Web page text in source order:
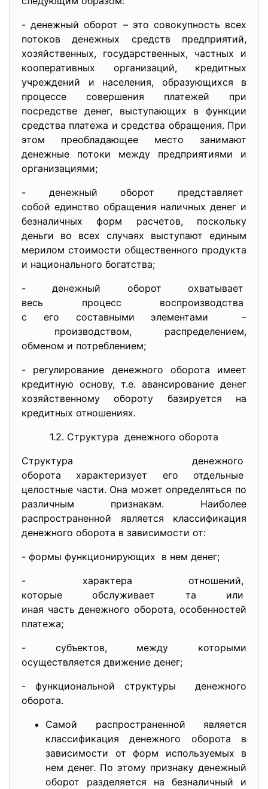
- денежный оборот – это совокупность всех
потоков денежных средств предприятий,
хозяйственных, государственных, частных и
кооперативных организаций, кредитных
учреждений и населения, образующихся в
процессе совершения платежей при
посредстве денег, выступающих в функции
средства платежа и средства обращения. При
этом преобладающее место занимают
денежные потоки между предприятиями и
организациями;
- денежный оборот представляет
собой единство обращения наличных денег и
безналичных форм расчетов, поскольку
деньги во всех случаях выступают единым
мерилом стоимости общественного продукта
и национального богатства;
- денежный оборот охватывает
весь процесс воспроизводства
с его составными элементами –
производством, распределением,
обменом и потреблением;
- регулирование денежного оборота имеет
кредитную основу, т.е. авансирование денег
хозяйственному обороту базируется на
кредитных отношениях.
1.2. Структура денежного оборота
Структура денежного
оборота характеризует его отдельные
целостные части. Она может определяться по
различным признакам. Наиболее
распространенной является классификация
денежного оборота в зависимости от:
- формы функционирующих в нем денег;
- характера отношений,
которые обслуживает та или
иная часть денежного оборота, особенностей
платежа;
- субъектов, между которыми
осуществляется движение денег;
- функциональной структуры денежного
оборота.
Самой распространенной является
классификация денежного оборота в
зависимости от форм используемых в
нем денег. По этому признаку денежный
оборот разделяется на безналичный и